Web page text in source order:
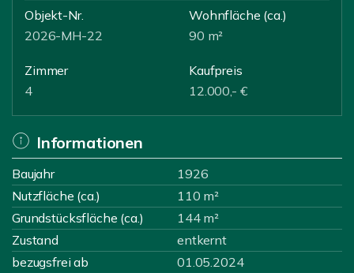
Objekt-Nr.
2026-MH-22
Wohnfläche (ca.)
90 m²
Zimmer
4
Kaufpreis
12.000,- €
Informationen
Baujahr
1926
Nutzfläche (ca.)
110 m²
Grundstücksfläche (ca.)
144 m²
Zustand
entkernt
bezugsfrei ab
01.05.2024